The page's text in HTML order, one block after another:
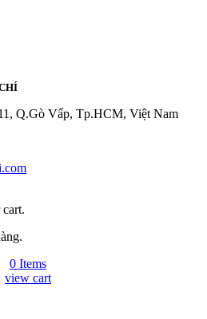
Q.Gò Vấp, Tp.HCM, Việt Nam
0 Items
view cart